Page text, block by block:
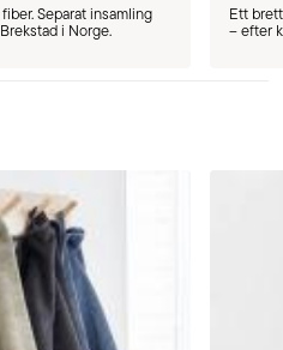
Separat insamling
i Norge.
Ett
– efter